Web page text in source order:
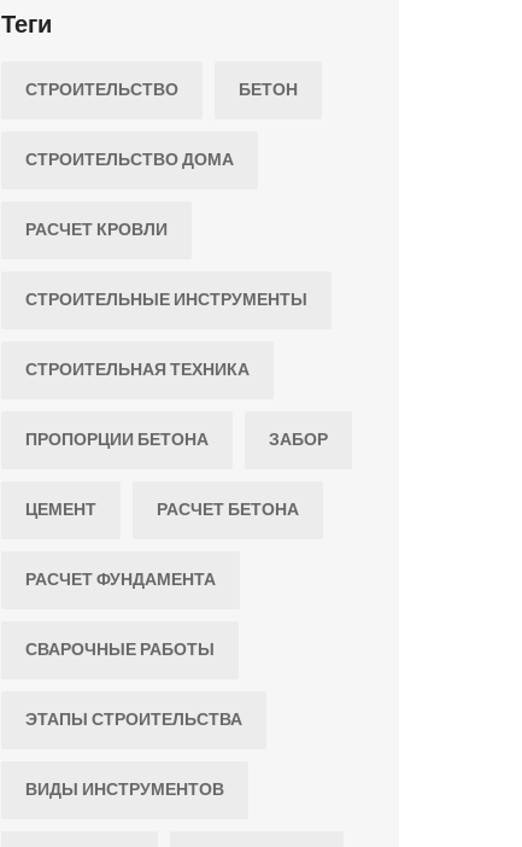
Теги
СТРОИТЕЛЬСТВО БЕТОН
СТРОИТЕЛЬСТВО ДОМА
РАСЧЕТ КРОВЛИ
СТРОИТЕЛЬНЫЕ ИНСТРУМЕНТЫ
СТРОИТЕЛЬНАЯ ТЕХНИКА
ПРОПОРЦИИ БЕТОНА ЗАБОР
ЦЕМЕНТ РАСЧЕТ БЕТОНА
РАСЧЕТ ФУНДАМЕНТА
СВАРОЧНЫЕ РАБОТЫ
ЭТАПЫ СТРОИТЕЛЬСТВА
ВИДЫ ИНСТРУМЕНТОВ